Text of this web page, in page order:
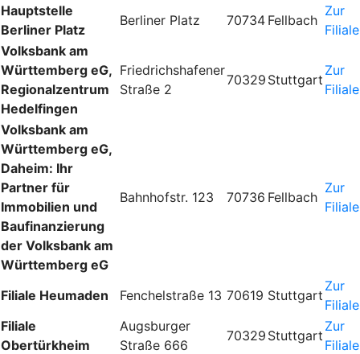
Hauptstelle
Berliner Platz
Berliner Platz 70734 Fellbach
Zur
Filiale
Volksbank am
Württemberg eG,
Regionalzentrum
Hedelfingen
Friedrichshafener
Straße 2
70329 Stuttgart
Zur
Filiale
Volksbank am
Württemberg eG,
Daheim: Ihr
Partner für
Immobilien und
Baufinanzierung
der Volksbank am
Württemberg eG
Bahnhofstr. 123 70736 Fellbach
Zur
Filiale
Filiale Heumaden Fenchelstraße 13 70619 Stuttgart
Zur
Filiale
Filiale
Obertürkheim
Augsburger
Straße 666
70329 Stuttgart
Zur
Filiale